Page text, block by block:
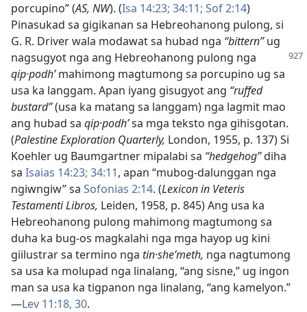
porcupino” (AS, NW). (Isa 14:23; 34:11; Sof 2:14)
Pinasukad sa gigikanan sa Hebreohanong pulong, si
G. R. Driver wala modawat sa hubad nga “bittern”ug
nagsugyot nga ang Hebreohanong pulong nga
qip·podhʹmahimong magtumong sa porcupino ug sa
usa ka langgam. Apan iyang gisugyot ang “ruffed
bustard”(usa ka matang sa langgam) nga lagmit mao
ang hubad sa qip·podhʹsa mga teksto nga gihisgotan.
(Palestine Exploration Quarterly, London, 1955, p. 137) Si
Koehler ug Baumgartner mipalabi sa “hedgehog”diha
sa Isaias 14:23; 34:​11, apan “mubog-dalunggan nga
ngiwngiw” sa Sofonias 2:14. (Lexicon in Veteris
Testamenti Libros, Leiden, 1958, p. 845) Ang usa ka
Hebreohanong pulong mahimong magtumong sa
duha ka bug-os magkalahi nga mga hayop ug kini
giilustrar sa termino nga tin·sheʹmeth, nga nagtumong
sa usa ka molupad nga linalang, “ang sisne,” ug ingon
man sa usa ka tigpanon nga linalang, “ang kamelyon.”​
—Lev 11:​18, 30.